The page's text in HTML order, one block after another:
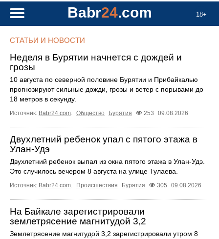
18+
Babr24.com
СТАТЬИ И НОВОСТИ
Неделя в Бурятии начнется с дождей и
грозы
10 августа по северной половине Бурятии и Прибайкалью
прогнозируют сильные дожди, грозы и ветер с порывами до
18 метров в секунду.
Источник: Babr24.com. Общество Бурятия 253 09.08.2026
Двухлетний ребенок упал с пятого этажа в
Улан-Удэ
Двухлетний ребенок выпал из окна пятого этажа в Улан-Удэ.
Это случилось вечером 8 августа на улице Тулаева.
Источник: Babr24.com. Происшествия Бурятия 305 09.08.2026
На Байкале зарегистрировали
землетрясение магнитудой 3,2
Землетрясение магнитудой 3,2 зарегистрировали утром 8